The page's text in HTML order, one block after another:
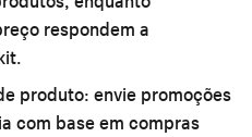
respondem a
produto: envie promoções
com base em compras